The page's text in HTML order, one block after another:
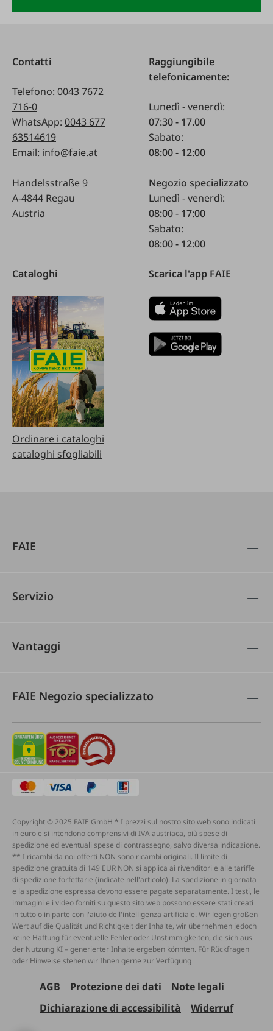
Contatti
Telefono: 0043 7672
716-0
WhatsApp: 0043 677
63514619
Email: info@faie.at
Handelsstraße 9
A-4844 Regau
Austria
Raggiungibile
telefonicamente:
Lunedì - venerdì:
07:30 - 17.00
Sabato:
08:00 - 12:00
Negozio specializzato
Lunedì - venerdì:
08:00 - 17:00
Sabato:
08:00 - 12:00
Cataloghi
Ordinare i cataloghi
cataloghi sfogliabili
Scarica l'app FAIE
FAIE
Servizio
Vantaggi
FAIE Negozio specializzato
Copyright © 2025 FAIE GmbH * I prezzi sul nostro sito web sono indicati
in euro e si intendono comprensivi di IVA austriaca, più spese di
spedizione ed eventuali spese di contrassegno, salvo diversa indicazione.
** I ricambi da noi offerti NON sono ricambi originali. Il limite di
spedizione gratuita di 149 EUR NON si applica ai rivenditori e alle tariffe
di spedizione forfettarie (indicate nell'articolo). La spedizione in giornata
e la spedizione espressa devono essere pagate separatamente. I testi, le
immagini e i video forniti su questo sito web possono essere stati creati
in tutto o in parte con l'aiuto dell'intelligenza artificiale. Wir legen großen
Wert auf die Qualität und Richtigkeit der Inhalte, wir übernehmen jedoch
keine Haftung für eventuelle Fehler oder Unstimmigkeiten, die sich aus
der Nutzung KI – generierter Inhalte ergeben könnten. Für Rückfragen
oder Hinweise stehen wir Ihnen gerne zur Verfügung
AGB Protezione dei dati
Note legali
Dichiarazione di accessibilità
Widerruf